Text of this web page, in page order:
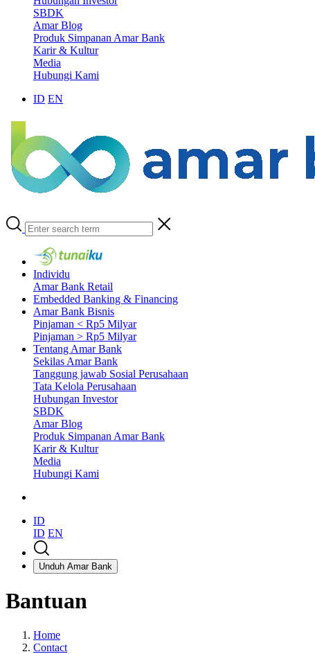
SBDK
Amar Blog
Produk Simpanan Amar Bank
Karir & Kultur
Media
Hubungi Kami
ID EN
Individu
Amar Bank Retail
Embedded Banking & Financing
Amar Bank Bisnis
Pinjaman < Rp5 Milyar
Pinjaman > Rp5 Milyar
Tentang Amar Bank
Sekilas Amar Bank
Tanggung jawab Sosial Perusahaan
Tata Kelola Perusahaan
Hubungan Investor
SBDK
Amar Blog
Produk Simpanan Amar Bank
Karir & Kultur
Media
Hubungi Kami
ID
ID EN
Unduh Amar Bank
Bantuan
Home
Contact